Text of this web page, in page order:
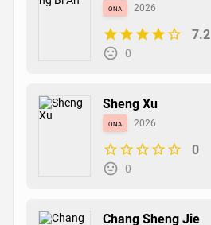
ona 2026
7.2
0
Sheng Xu
ona 2026
0
0
Chang Sheng Jie